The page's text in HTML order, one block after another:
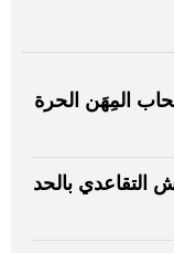
المِهَن الحرة
التقاعدي بالحد